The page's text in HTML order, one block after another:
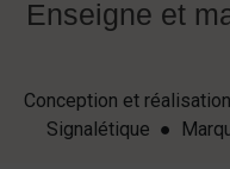
Enseigne et
Conception et
Signalétique ●